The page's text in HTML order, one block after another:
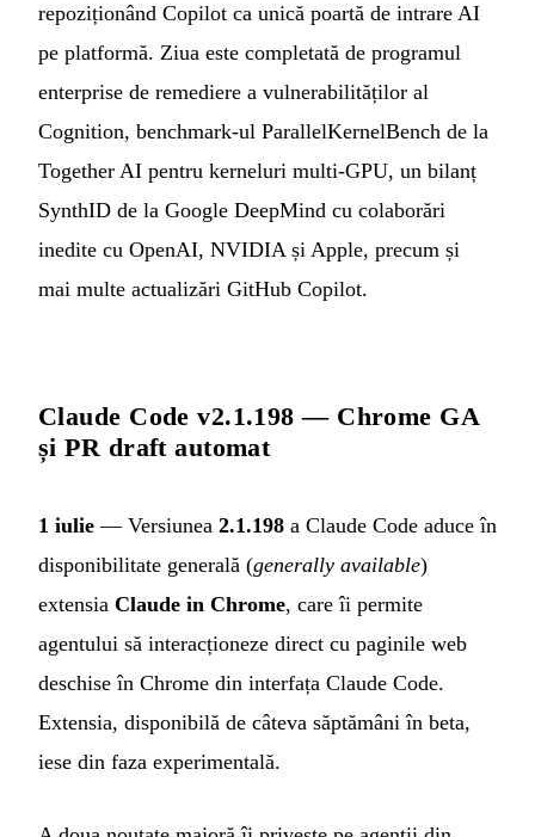
repoziționând Copilot ca unică poartă de intrare AI
pe platformă. Ziua este completată de programul
enterprise de remediere a vulnerabilităților al
Cognition, benchmark-ul ParallelKernelBench de la
Together AI pentru kerneluri multi-GPU, un bilanț
SynthID de la Google DeepMind cu colaborări
inedite cu OpenAI, NVIDIA și Apple, precum și
mai multe actualizări GitHub Copilot.
Claude Code v2.1.198 — Chrome GA
și PR draft automat
1 iulie — Versiunea 2.1.198 a Claude Code aduce în
disponibilitate generală (generally available)
extensia Claude in Chrome, care îi permite
agentului să interacționeze direct cu paginile web
deschise în Chrome din interfața Claude Code.
Extensia, disponibilă de câteva săptămâni în beta,
iese din faza experimentală.